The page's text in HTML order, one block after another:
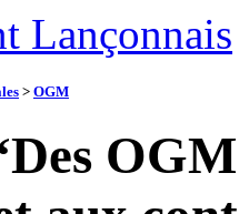
Lançonnais
> OGM